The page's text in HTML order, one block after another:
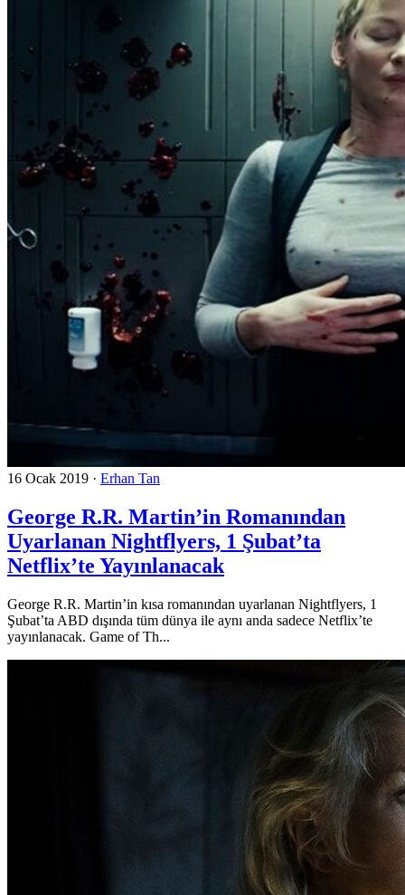
16 Ocak 2019 · Erhan Tan
George R.R. Martin’in Romanından
Uyarlanan Nightflyers, 1 Şubat’ta
Netflix’te Yayınlanacak
George R.R. Martin’in kısa romanından uyarlanan Nightflyers, 1
Şubat’ta ABD dışında tüm dünya ile aynı anda sadece Netflix’te
yayınlanacak. Game of Th...